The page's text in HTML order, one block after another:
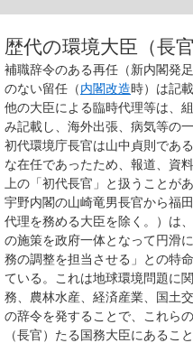
歴代の環境大臣（長官
補職辞令のある再任（新内閣発
のない留任（内閣改造時）は記
他の大臣による臨時代理等は、
み記載し、海外出張、病気等の
初代環境庁長官は山中貞則であ
な在任であったため、報道、資
上の「初代長官」と扱うことがあ
宇野内閣の山崎竜男長官から福
代理を務める大臣を除く。）は
の施策を政府一体となって円滑
務の調整を担当させる」との特
ている。これは地球環境問題に
務、農林水産、経済産業、国土
の辞令を発することで、これら
（長官）たる国務大臣にあるこ